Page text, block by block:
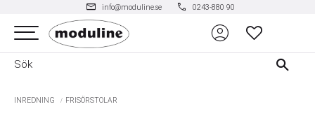
Meny
mail info@moduline.se phone 0243-880 90
account_circle FAVORITER
INREDNING FRISÖRSTOLAR